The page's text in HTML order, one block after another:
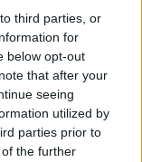
third parties, or
for
below opt-out
that after your
seeing
utilized by
parties prior to
the further